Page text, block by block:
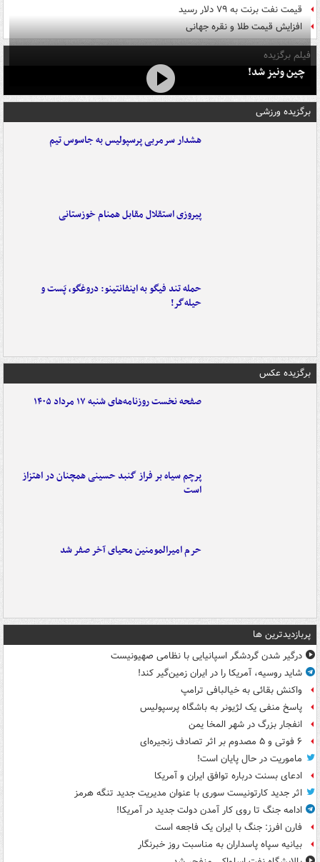
قیمت نفت برنت به ۷۹ دلار رسید
افزایش قیمت طلا و نقره جهانی
فیلم برگزیده
چین ونیز شد!
برگزیده ورزشی
هشدار سرمربی پرسپولیس به جاسوس تیم
پیروزی استقلال مقابل همنام خوزستانی
حمله تند فیگو به اینفانتینو: دروغگو، پَست‌ و
حیله‌گر!
برگزیده عکس
صفحه نخست روزنامه‌های شنبه ۱۷ مرداد ۱۴۰۵
پرچم سیاه بر فراز گنبد حسینی همچنان در اهتزاز
است
حرم امیرالمومنین محیای آخر صفر شد
پربازدیدترین ها
درگیر شدن گردشگر اسپانیایی با نظامی صهیونیست
شاید روسیه، آمریکا را در ایران زمین‌گیر کند!
واکنش بقائی به خیالبافی ترامپ
پاسخ منفی یک لژیونر به باشگاه پرسپولیس
انفجار بزرگ در شهر المخا یمن
۶ فوتی و ۵ مصدوم بر اثر تصادف زنجیره‌ای
ماموریت در حال پایان است!
ادعای بسنت درباره توافق ایران و آمریکا
اثر جدید کارتونیست سوری با عنوان مدیریت جدید تنگه هرمز
ادامه جنگ تا روی کار آمدن دولت جدید در آمریکا!
فارن افرز: جنگ با ایران یک فاجعه است
بیانیه سپاه پاسداران به مناسبت روز خبرنگار